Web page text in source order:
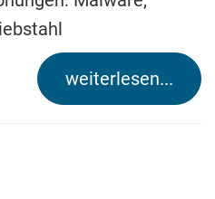
weiterlesen...